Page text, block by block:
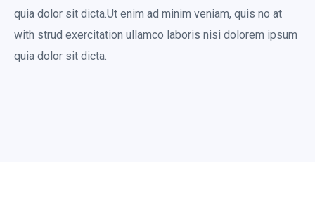
quia dolor sit dicta.Ut enim ad minim veniam, quis no at
with strud exercitation ullamco laboris nisi dolorem ipsum
quia dolor sit dicta.